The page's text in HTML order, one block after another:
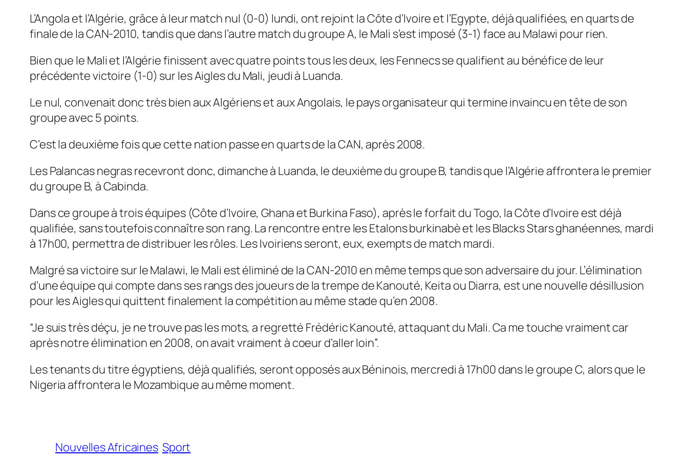
L’Angola et l’Algérie, grâce à leur match nul (0-0) lundi, ont rejoint la Côte d’Ivoire et l’Egypte, déjà qualifiées, en quarts de
finale de la CAN-2010, tandis que dans l’autre match du groupe A, le Mali s’est imposé (3-1) face au Malawi pour rien.
Bien que le Mali et l’Algérie finissent avec quatre points tous les deux, les Fennecs se qualifient au bénéfice de leur
précédente victoire (1-0) sur les Aigles du Mali, jeudi à Luanda.
Le nul, convenait donc très bien aux Algériens et aux Angolais, le pays organisateur qui termine invaincu en tête de son
groupe avec 5 points.
C’est la deuxième fois que cette nation passe en quarts de la CAN, après 2008.
Les Palancas negras recevront donc, dimanche à Luanda, le deuxième du groupe B, tandis que l’Algérie affrontera le premier
du groupe B, à Cabinda.
Dans ce groupe à trois équipes (Côte d’Ivoire, Ghana et Burkina Faso), après le forfait du Togo, la Côte d’Ivoire est déjà
qualifiée, sans toutefois connaître son rang. La rencontre entre les Etalons burkinabè et les Blacks Stars ghanéennes, mardi
à 17h00, permettra de distribuer les rôles. Les Ivoiriens seront, eux, exempts de match mardi.
Malgré sa victoire sur le Malawi, le Mali est éliminé de la CAN-2010 en même temps que son adversaire du jour. L’élimination
d’une équipe qui compte dans ses rangs des joueurs de la trempe de Kanouté, Keita ou Diarra, est une nouvelle désillusion
pour les Aigles qui quittent finalement la compétition au même stade qu’en 2008.
“Je suis très déçu, je ne trouve pas les mots, a regretté Frédéric Kanouté, attaquant du Mali. Ca me touche vraiment car
après notre élimination en 2008, on avait vraiment à coeur d’aller loin”.
Les tenants du titre égyptiens, déjà qualifiés, seront opposés aux Béninois, mercredi à 17h00 dans le groupe C, alors que le
Nigeria affrontera le Mozambique au même moment.
Nouvelles Africaines Sport